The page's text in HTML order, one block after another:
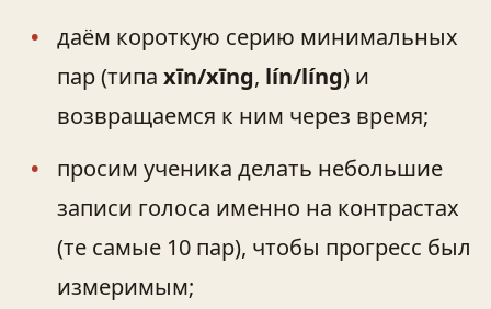
даём короткую серию минимальных
пар (типа xīn/xīng, lín/líng) и
возвращаемся к ним через время;
просим ученика делать небольшие
записи голоса именно на контрастах
(те самые 10 пар), чтобы прогресс был
измеримым;